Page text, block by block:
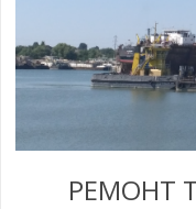
РЕМОНТ